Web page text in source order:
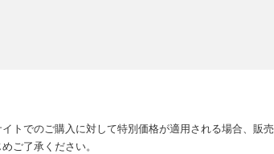
トでのご購入に対して特別価格が適用される場合、販
ご了承ください。